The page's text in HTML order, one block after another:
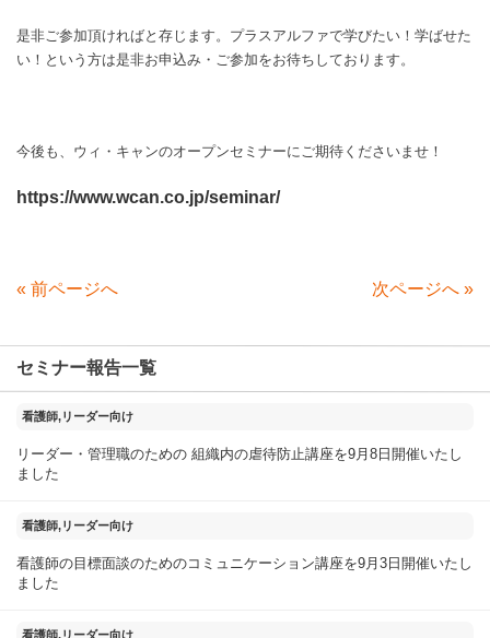
是非ご参加頂ければと存じます。プラスアルファで学びたい！学ばせた
い！という方は是非お申込み・ご参加をお待ちしております。
今後も、ウィ・キャンのオープンセミナーにご期待くださいませ！
https://www.wcan.co.jp/seminar/
« 前ページへ 次ページへ »
セミナー報告一覧
2025年11月18日
看護師,リーダー向け
リーダー・管理職のための 組織内の虐待防止講座を9月8日開催いたし
ました
2025年09月04日
看護師,リーダー向け
看護師の目標面談のためのコミュニケーション講座を9月3日開催いたし
ました
看護師,リーダー向け